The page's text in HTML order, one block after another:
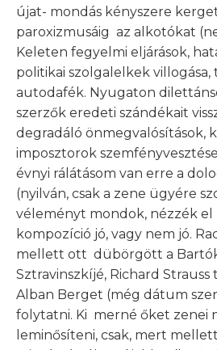
újat- mondás kényszere
paroxizmusáig az alkotókat
Keleten fegyelmi eljárások,
politikai szolgalelkek
autodafék. Nyugaton
szerzők eredeti szándékait
degradáló önmegvalósítások,
imposztorok
évnyi rálátásom van erre a
(nyilván, csak a zene ügyére
véleményt mondok, nézzék el
kompozíció jó, vagy nem jó.
mellett ott dübörgött a
Sztravinszkíjé, Richard
Alban Berget (még dátum
folytatni. Ki merné őket zenei
leminősíteni, csak, mert